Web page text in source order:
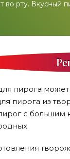
во рту. Вкусный
пирога
пирога из
с большим